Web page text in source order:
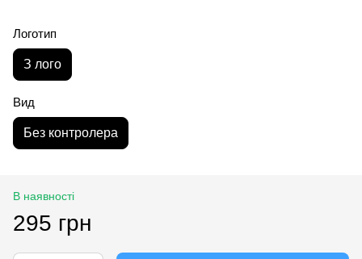
Логотип
З лого
Вид
Без контролера
В наявності
295 грн